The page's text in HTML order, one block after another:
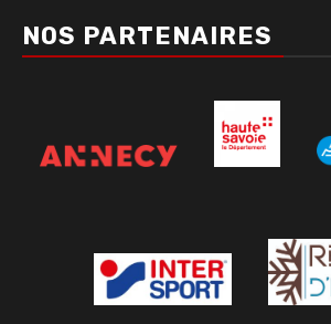
NOS PARTENAIRES